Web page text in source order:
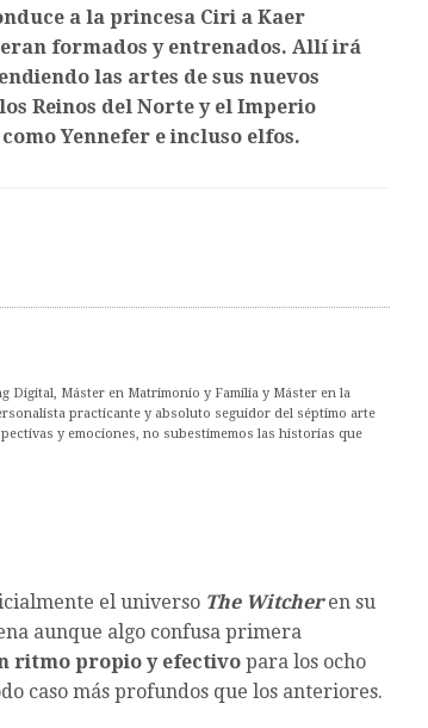
a la princesa Ciri a Kaer
formados y entrenados. Allí irá
las artes de sus nuevos
Reinos del Norte y el Imperio
Yennefer e incluso elfos.
Digital, Máster en Matrimonio y Familia y Máster en la
practicante y absoluto seguidor del séptimo arte
y emociones, no subestimemos las historias que
el universo The Witcheren su
aunque algo confusa primera
ritmo propio y efectivo para los ocho
caso más profundos que los anteriores.